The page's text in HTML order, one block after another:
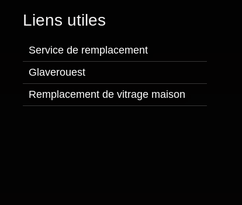
Liens utiles
Service de remplacement
Glaverouest
Remplacement de vitrage maison